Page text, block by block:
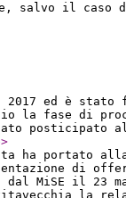
salvo il
ed è
la fase di
posticipato
>
ha portato
di
MiSE il 23
la